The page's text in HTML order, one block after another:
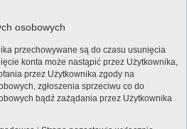
osobowych
przechowywane są do czasu usunięcia
konta może nastąpić przez Użytkownika,
przez Użytkownika zgody na
zgłoszenia sprzeciwu co do
bądź zażądania przez Użytkownika